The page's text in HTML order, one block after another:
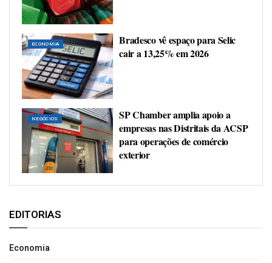
ECONOMIA
Bradesco vê espaço para Selic
cair a 13,25% em 2026
NEGÓCIOS
SP Chamber amplia apoio a
empresas nas Distritais da ACSP
para operações de comércio
exterior
EDITORIAS
Economia